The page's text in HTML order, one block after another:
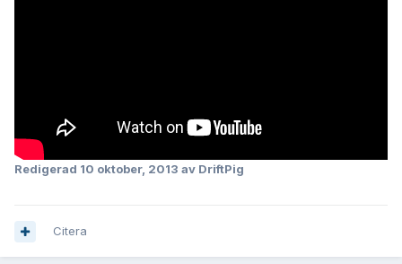
Redigerad 10 oktober, 2013 av DriftPig
Citera